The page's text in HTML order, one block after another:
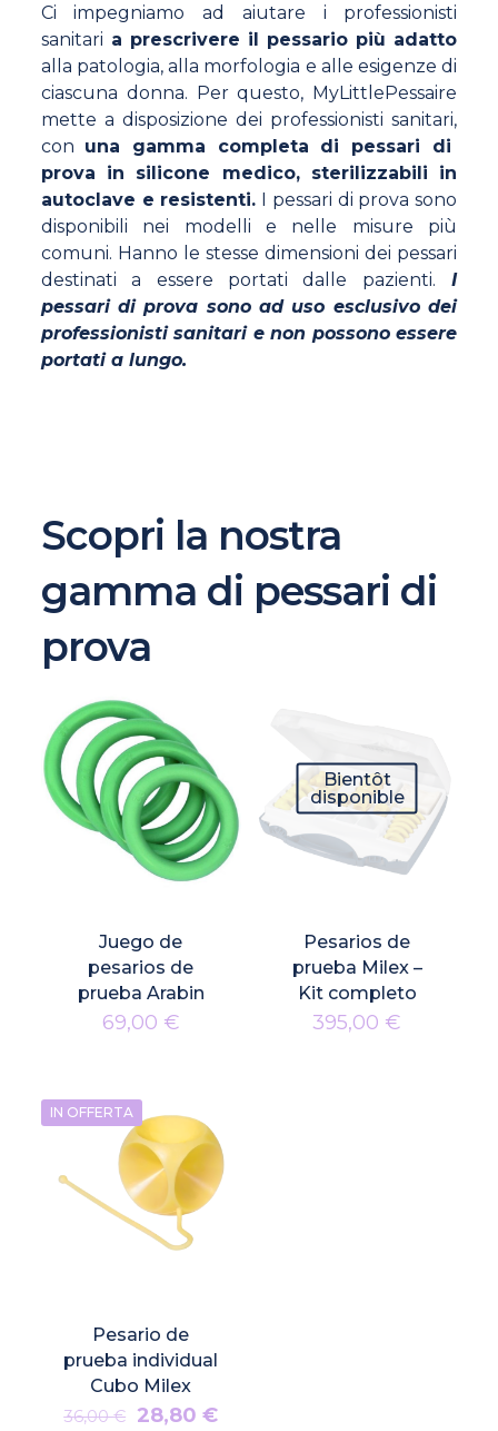
Ci impegniamo ad aiutare i professionisti
sanitari a prescrivere il pessario più adatto
alla patologia, alla morfologia e alle esigenze di
ciascuna donna. Per questo, MyLittlePessaire
mette a disposizione dei professionisti sanitari,
con una gamma completa di pessari di
prova in silicone medico, sterilizzabili in
autoclave e resistenti. I pessari di prova sono
disponibili nei modelli e nelle misure più
comuni. Hanno le stesse dimensioni dei pessari
destinati a essere portati dalle pazienti.
I
pessari di prova sono ad uso esclusivo dei
professionisti sanitari e non possono essere
portati a lungo.
Scopri la nostra
gamma di pessari di
prova
Juego de
pesarios de
prueba Arabin
69,00 €
Bientôt
disponible
Pesarios de
prueba Milex –
Kit completo
395,00 €
IN OFFERTA
Pesario de
prueba individual
Cubo Milex
36,00€
Il
28,80€Il